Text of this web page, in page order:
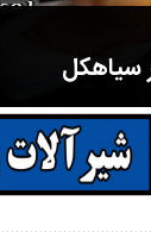
سیاهکل
زاده از سال ۱۳۲۷ شروع به تدریس در مدارس